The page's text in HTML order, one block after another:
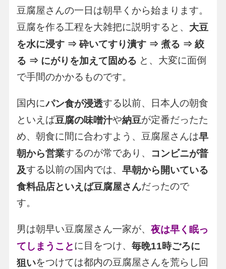
豆腐屋さんの一日は朝早くから始まります。
豆腐を作る工程を大雑把に説明すると、 大豆
を水に浸す ⇒ 砕いてすり潰す ⇒ 煮る ⇒ 絞
る ⇒ にがりを加えて固める と、大変に面倒
で手間のかかるものです。
国内にパン食が浸透する以前、日本人の朝食
といえば豆腐の味噌汁や納豆が定番だったた
め、朝食に間に合わすよう、豆腐屋さんは早
朝から営業するのが常であり、 コンビニが普
及する以前の国内では、 早朝から開いている
食料品店といえば豆腐屋さんだったので
す。
男は朝早い豆腐屋さん一家が、 夜は早く眠っ
てしまうことに目をつけ、 毎晩11時ごろに
狙いをつけては都内の豆腐屋さんを荒らし回